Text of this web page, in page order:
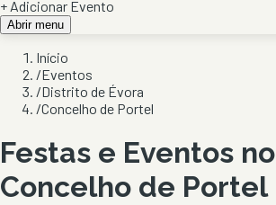
+ Adicionar Evento
Abrir menu
Início
/Eventos
/Distrito de Évora
/Concelho de Portel
Festas e Eventos no
Concelho de Portel